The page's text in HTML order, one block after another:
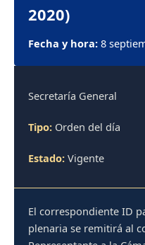
2020)
Fecha y hora: 8
Secretaría General
Tipo: Orden del día
Estado: Vigente
El correspondiente ID
plenaria se remitirá al